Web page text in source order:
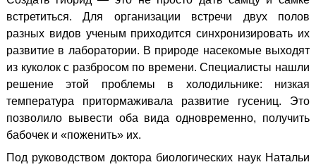
встретиться. Для организации встречи двух полов
разных видов ученым приходится синхронизировать их
развитие в лаборатории. В природе насекомые выходят
из куколок с разбросом по времени. Специалисты нашли
решение этой проблемы в холодильнике: низкая
температура притормаживала развитие гусениц. Это
позволило вывести оба вида одновременно, получить
бабочек и «поженить» их.
Под руководством доктора биологических наук Натальи